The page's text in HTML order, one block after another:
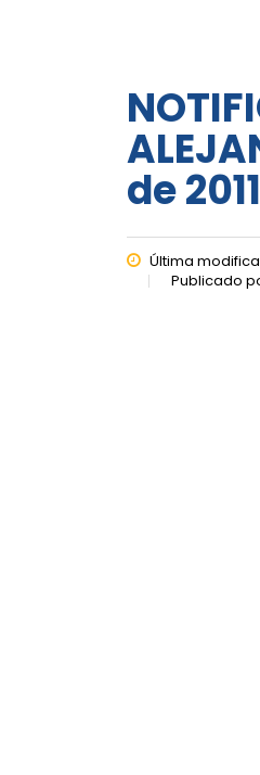
de
Última
Publicado